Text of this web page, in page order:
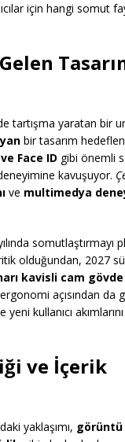
için hangi somut
tartışma yaratan bir
bir tasarım
Face ID gibi önemli
kavuşuyor.
ve multimedya
somutlaştırmayı
olduğundan, 2027
kavisli cam gövde
açısından da
kullanıcı akımlarını
ve İçerik
yaklaşımı, görüntü